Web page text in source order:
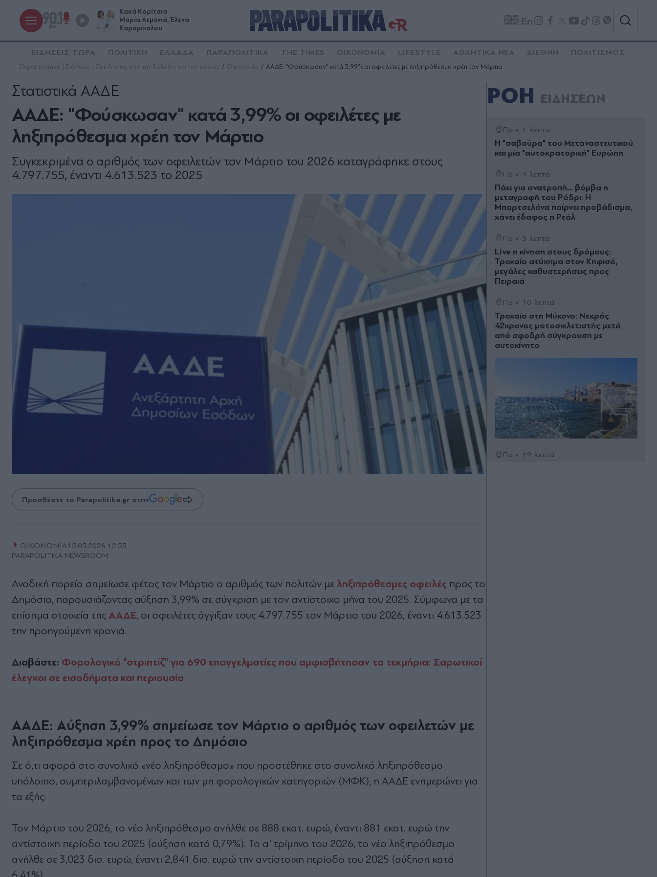
Κακά Κορίτσια
Μαρία Λεμονιά, Έλενα
Καραμίχαλου
En
ΕΙΔΗΣΕΙΣ ΤΩΡΑ ΠΟΛΙΤΙΚΗ ΕΛΛΑΔΑ ΠΑΡΑΠΟΛΙΤΙΚΑ THE TIMES ΟΙΚΟΝΟΜΙΑ LIFESTYLE ΑΘΛΗΤΙΚΑ ΝΕΑ ΔΙΕΘΝΗ ΠΟΛΙΤΙΣΜΟΣ
Παραπολιτικά | Ειδήσεις - Οι ειδήσεις από την Ελλάδα και τον κόσμο Οικονομία ΑΑΔΕ: "Φούσκωσαν" κατά 3,99% οι οφειλέτες με ληξιπρόθεσμα χρέη τον Μάρτιο
ΑΑΔΕ: "Φούσκωσαν" κατά 3,99% οι οφειλέτες με
ληξιπρόθεσμα χρέη τον Μάρτιο
Στατιστικά ΑΑΔΕ
Συγκεκριμένα ο αριθμός των οφειλετών τον Μάρτιο του 2026 καταγράφηκε στους
4.797.755, έναντι 4.613.523 το 2025
Προσθέστε το Parapolitika.gr στην
ΟΙΚΟΝΟΜΙΑ15.05.2026 12:55
PARAPOLITIKA NEWSROOM
Ανοδική πορεία σημείωσε φέτος τον Μάρτιο ο αριθμός των πολιτών με ληξιπρόθεσμες οφειλές προς το
Δημόσιο, παρουσιάζοντας αύξηση 3,99% σε σύγκριση με τον αντίστοιχο μήνα του 2025. Σύμφωνα με τα
επίσημα στοιχεία της ΑΑΔΕ, οι οφειλέτες άγγιξαν τους 4.797.755 τον Μάρτιο του 2026, έναντι 4.613.523
την προηγούμενη χρονιά.
Διαβάστε: Φορολογικό "στριπτίζ" για 690 επαγγελματίες που αμφισβήτησαν τα τεκμήρια: Σαρωτικοί
έλεγχοι σε εισοδήματα και περιουσία
ΑΑΔΕ: Αύξηση 3,99% σημείωσε τον Μάρτιο ο αριθμός των οφειλετών με
ληξιπρόθεσμα χρέη προς το Δημόσιο
Σε ό,τι αφορά στο συνολικό «νέο ληξιπρόθεσμο» που προστέθηκε στο συνολικό ληξιπρόθεσμο
υπόλοιπο, συμπεριλαμβανομένων και των μη φορολογικών κατηγοριών (ΜΦΚ), η ΑΑΔΕ ενημερώνει για
τα εξής:
Τον Μάρτιο του 2026, το νέο ληξιπρόθεσμο ανήλθε σε 888 εκατ. ευρώ, έναντι 881 εκατ. ευρώ την
αντίστοιχη περίοδο του 2025 (αύξηση κατά 0,79%). Το α' τρίμηνο του 2026, το νέο ληξιπρόθεσμο
ανήλθε σε 3,023 δισ. ευρώ, έναντι 2,841 δισ. ευρώ την αντίστοιχη περίοδο του 2025 (αύξηση κατά
ΡΟΗ ΕΙΔΗΣΕΩΝ
Πριν 1 λεπτά
Η "σαβούρα" του Μεταναστευτικού
και µία "αυτοκρατορική" Ευρώπη
Πριν 4 λεπτά
Πάει για ανατροπή... βόμβα η
μεταγραφή του Ρόδρι: Η
Μπαρτσελόνα παίρνει προβάδισμα,
χάνει έδαφος η Ρεάλ
Πριν 5 λεπτά
Live η κίνηση στους δρόμους:
Τροχαίο ατύχημα στον Κηφισό,
μεγάλες καθυστερήσεις προς
Πειραιά
Πριν 10 λεπτά
Τροχαίο στη Μύκονο: Νεκρός
42χρονος μοτοσικλετιστής μετά
από σφοδρή σύγκρουση με
αυτοκίνητο
Πριν 19 λεπτά